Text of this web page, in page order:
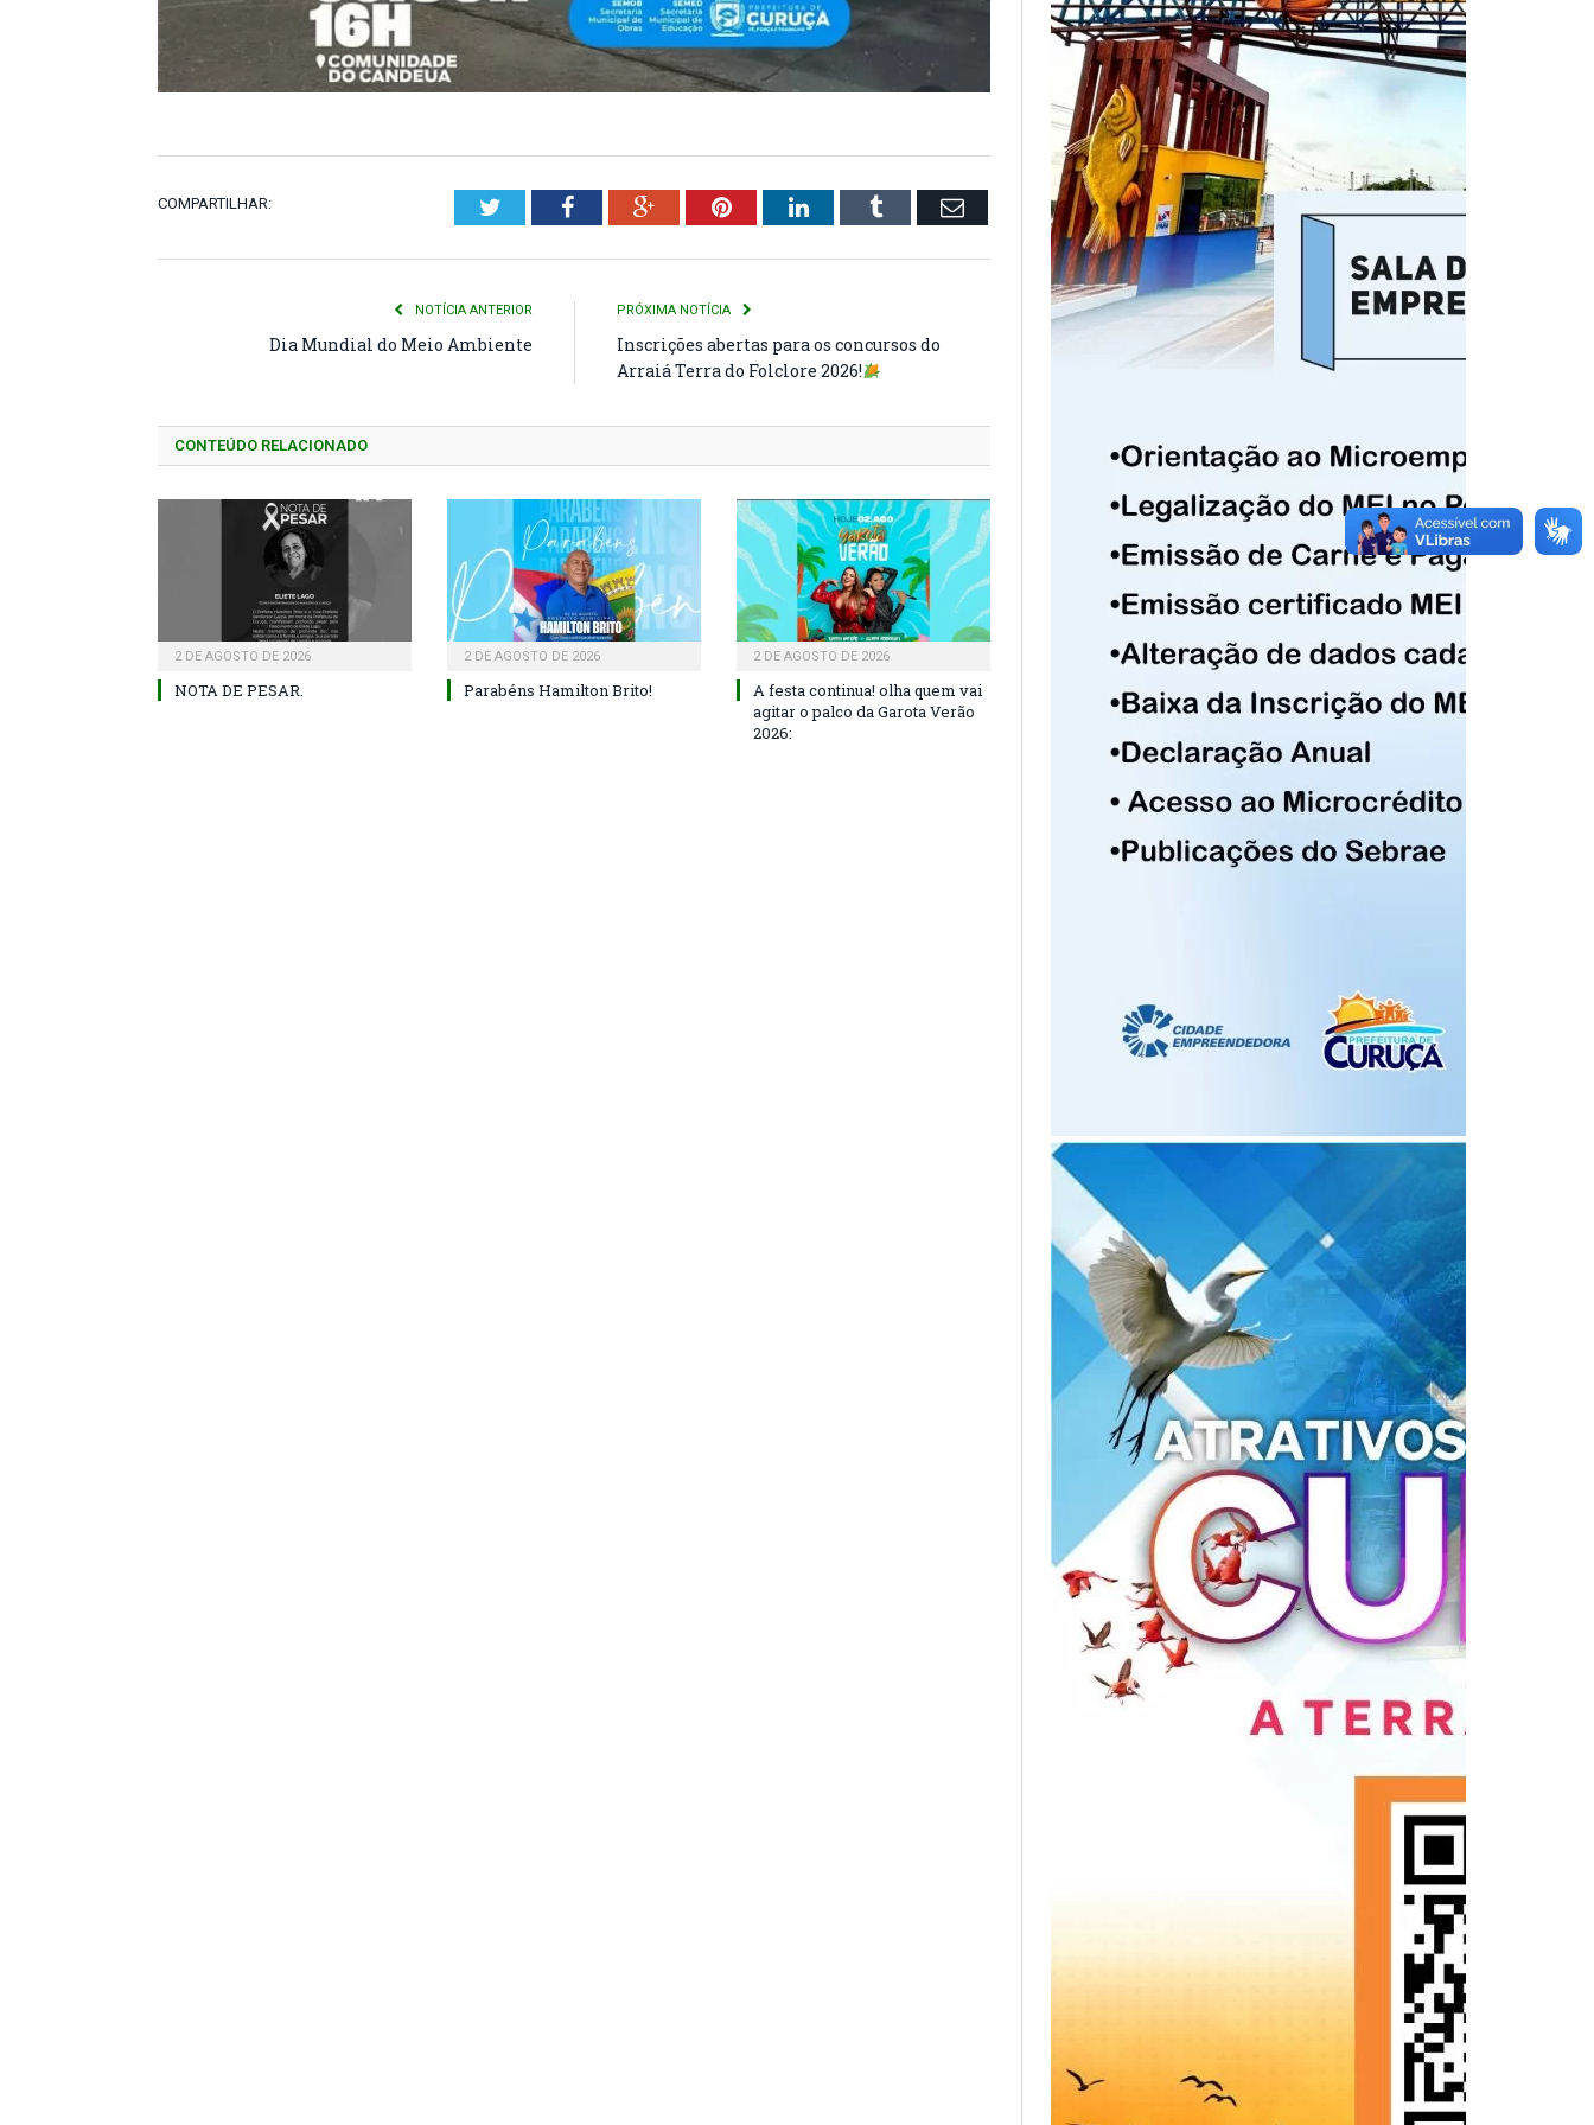
COMPARTILHAR: TwitterFacebookGoogle+PinterestLinkedInTumblr Email
NOTÍCIA ANTERIOR
Dia Mundial do Meio Ambiente
PRÓXIMA NOTÍCIA
Inscrições abertas para os concursos do
Arraiá Terra do Folclore 2026!
CONTEÚDO RELACIONADO
2 DE AGOSTO DE 2026
NOTA DE PESAR.
2 DE AGOSTO DE 2026
Parabéns Hamilton Brito!
2 DE AGOSTO DE 2026
A festa continua! olha quem vai
agitar o palco da Garota Verão
2026: